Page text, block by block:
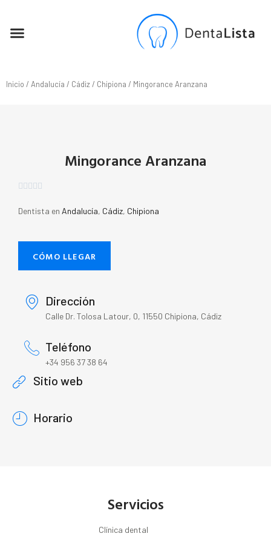
Inicio / Andalucía / Cádiz/ Chipiona / Mingorance Aranzana
Mingorance Aranzana
    
Dentista en Andalucía, Cádiz, Chipiona
CÓMO LLEGAR
Dirección
Calle Dr. Tolosa Latour, 0, 11550 Chipiona, Cádiz
Teléfono
+34 956 37 38 64
Sitio web
Horario
Servicios
Clínica dental